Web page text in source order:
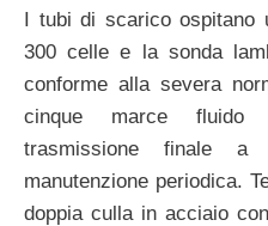
I tubi di scarico ospitano
300 celle e la sonda
conforme alla severa
cinque marce fluido
trasmissione finale
manutenzione periodica.
doppia culla in acciaio